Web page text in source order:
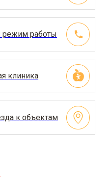
режим работы
клиника
к объектам